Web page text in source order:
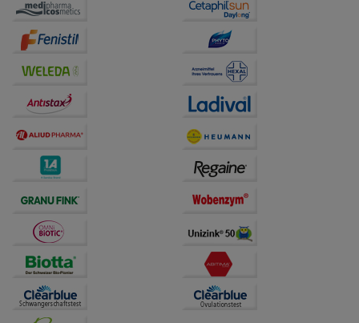
auf unserer Website aber auch die Werbung auf
Drittseiten möglichst relevant für Sie zu gestalten.
Bitte beachten Sie, dass Daten hierfür teilweise an
übertragen werden.